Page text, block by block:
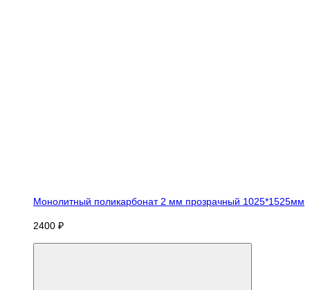
Монолитный поликарбонат 2 мм прозрачный 1025*1525мм
2400 ₽